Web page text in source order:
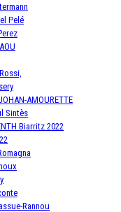
Pelé
AMOURETTE
Sintès
Biarritz 2022
Rannou